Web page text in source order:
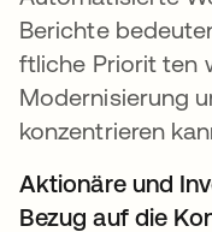
Berichte
ftliche Priorit ten
Modernisierung
konzentrieren
Aktionäre und
Bezug auf die